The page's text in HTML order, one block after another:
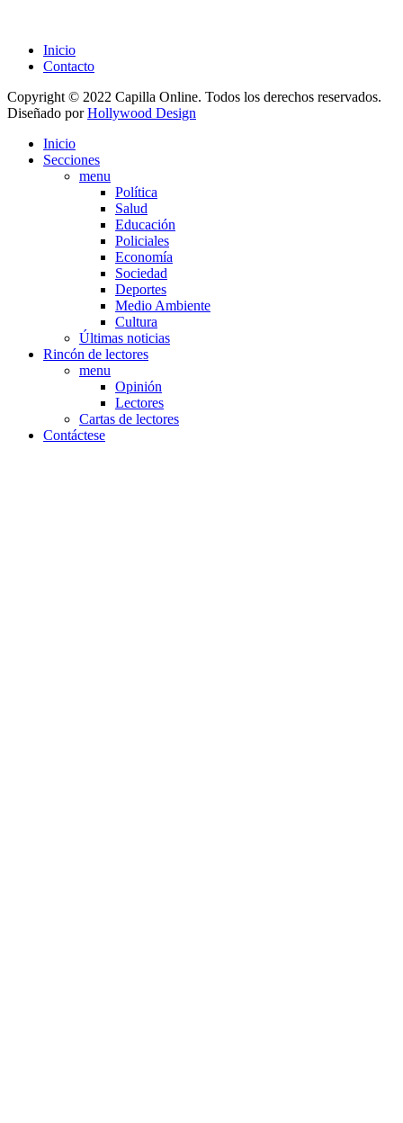
Inicio
Contacto
Copyright © 2022 Capilla Online. Todos los derechos reservados.
Diseñado porHollywood Design
Inicio
Secciones
menu
Política
Salud
Educación
Policiales
Economía
Sociedad
Deportes
Medio Ambiente
Cultura
Últimas noticias
Rincón de lectores
menu
Opinión
Lectores
Cartas de lectores
Contáctese